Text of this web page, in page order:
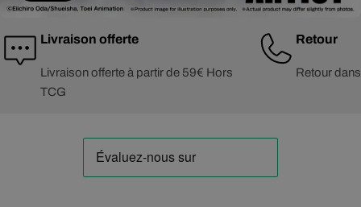
Livraison offerte
Livraison offerte à partir de 59€ Hors
TCG
Retour
Retour